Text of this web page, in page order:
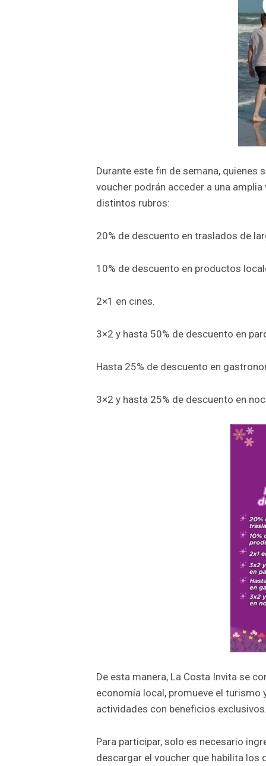
Durante este fin de semana, quienes
voucher podrán acceder a una
distintos rubros:
20% de descuento en traslados de
10% de descuento en productos
2×1 en cines.
3×2 y hasta 50% de descuento en
Hasta 25% de descuento en
3×2 y hasta 25% de descuento en
De esta manera, La Costa Invita se
economía local, promueve el
actividades con beneficios exclusivos.
Para participar, solo es necesario
descargar el voucher que habilita los